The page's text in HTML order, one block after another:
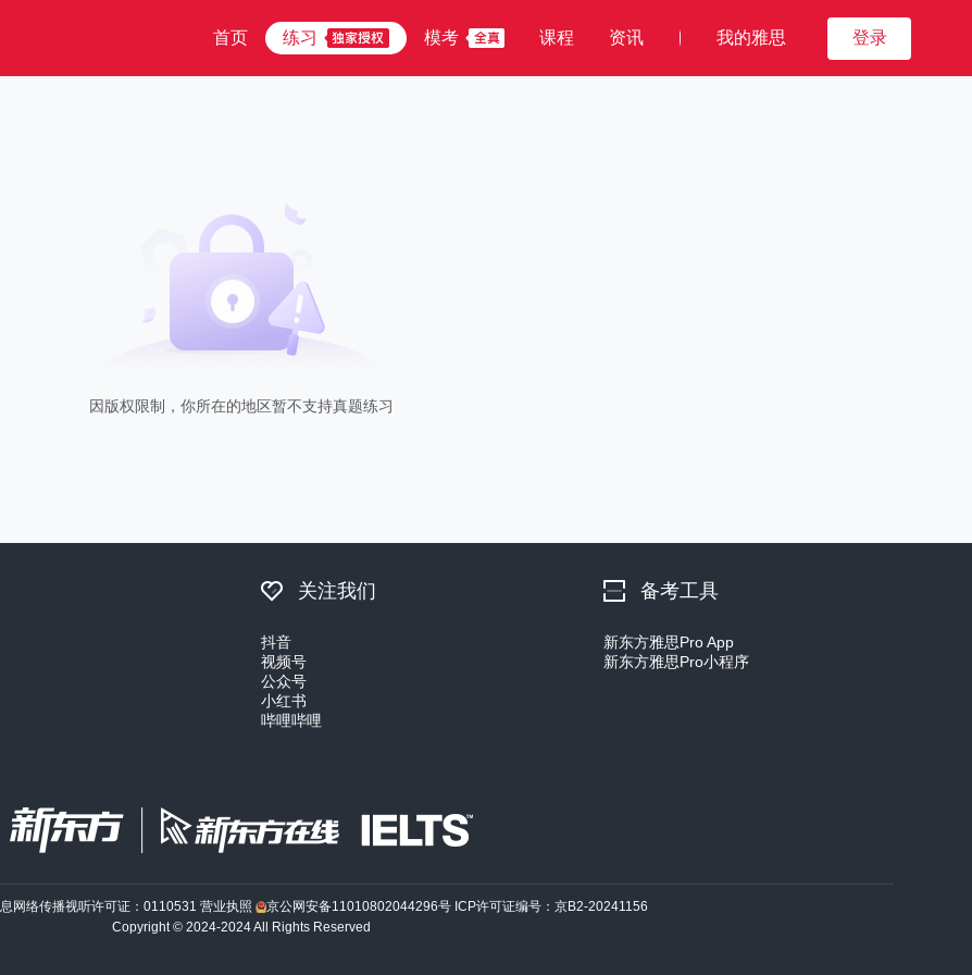
首页 练习 模考 课程 资讯 我的雅思 登录
因版权限制，你所在的地区暂不支持真题练习
关注我们
抖音
视频号
公众号
小红书
哔哩哔哩
备考工具
新东方雅思Pro App
新东方雅思Pro小程序
网络传播视听许可证：0110531 营业执照 京公网安备11010802044296号 ICP许可证编号：京B2-20241156
Copyright © 2024-2024 All Rights Reserved